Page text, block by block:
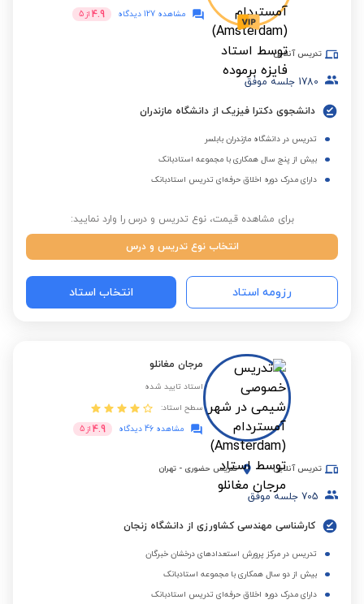
مشاهده 127 دیدگاه
4.9 از 5
تدریس آنلاین
1780 جلسه موفق
دانشجوی دکترا فیزیک از دانشگاه مازندران
تدریس در دانشگاه مازندران بابلسر
بیش از پنج سال همکاری با مجموعه استادبانک
دارای مدرک دوره اخلاق حرفه‌ای تدریس استادبانک
برای مشاهده قیمت، نوع تدریس و درس را وارد نمایید:
انتخاب نوع تدریس و درس
رزومه استاد انتخاب استاد
مرجان مغانلو
استاد تایید شده
سطح استاد:
مشاهده 46 دیدگاه
4.9 از 5
تدریس آنلاین تدریس حضوری - تهران
705 جلسه موفق
کارشناسی مهندسی کشاورزی از دانشگاه زنجان
تدریس در مرکز پرورش استعدادهای درخشان خبرگان
بیش از دو سال همکاری با مجموعه استادبانک
دارای مدرک دوره اخلاق حرفه‌ای تدریس استادبانک